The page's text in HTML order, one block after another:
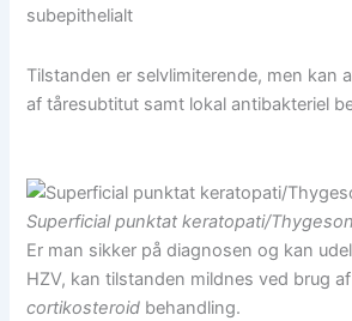
subepithelialt
Tilstanden er selvlimiterende, men kan
af tåresubtitut samt lokal antibakteriel
Superficial punktat keratopati/
Er man sikker på diagnosen og kan
HZV, kan tilstanden mildnes ved brug
cortikosteroid behandling.